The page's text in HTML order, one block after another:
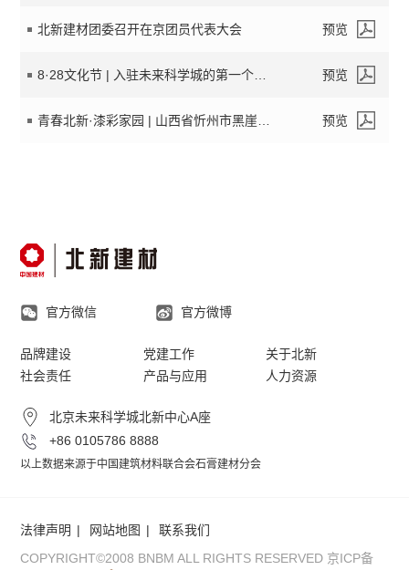
北新建材团委召开在京团员代表大会 预览
8·28文化节 | 入驻未来科学城的第一个北新文化节 预览
预览
官方微信 官方微博
品牌建设 党建工作
关于北新
社会责任
产品与应用 人力资源
北京未来科学城北新中心A座
+86 0105786 8888
以上数据来源于中国建筑材料联合会石膏建材分会
法律声明 网站地图
联系我们
COPYRIGHT©2008 BNBM ALL RIGHTS RESERVED 京ICP备